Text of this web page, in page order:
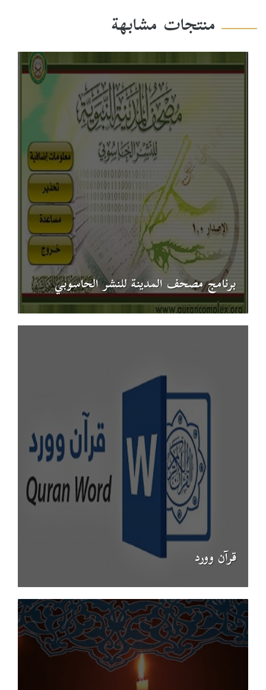
منتجات مشابهة
قرآن وورد
برنامج مصحف المدينة للنشر الحاسوبي